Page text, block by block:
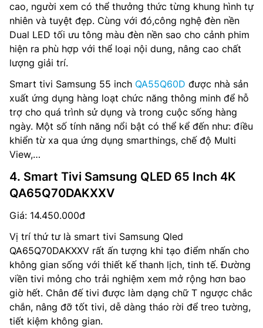
cao, người xem có thể thưởng thức từng khung hình tự
nhiên và tuyệt đẹp. Cùng với đó,công nghệ đèn nền
Dual LED tối ưu tông màu đèn nền sao cho cảnh phim
hiện ra phù hợp với thể loại nội dung, nâng cao chất
lượng giải trí.
Smart tivi Samsung 55 inch QA55Q60D được nhà sản
xuất ứng dụng hàng loạt chức năng thông minh để hỗ
trợ cho quá trình sử dụng và trong cuộc sống hàng
ngày. Một số tính năng nổi bật có thể kể đến như: điều
khiển từ xa qua ứng dụng smarthings, chế độ Multi
View,…
4. Smart Tivi Samsung QLED 65 Inch 4K
QA65Q70DAKXXV
Giá: 14.450.000đ
Vị trí thứ tư là smart tivi Samsung Qled
QA65Q70DAKXXV rất ấn tượng khi tạo điểm nhấn cho
không gian sống với thiết kế thanh lịch, tinh tế. Đường
viền tivi mỏng cho trải nghiệm xem mở rộng hơn bao
giờ hết. Chân đế tivi được làm dạng chữ T ngược chắc
chắn, nâng đỡ tốt tivi, dễ dàng tháo rời để treo tường,
tiết kiệm không gian.